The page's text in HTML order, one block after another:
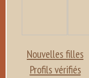
Nouvelles filles
Profils vérifiés